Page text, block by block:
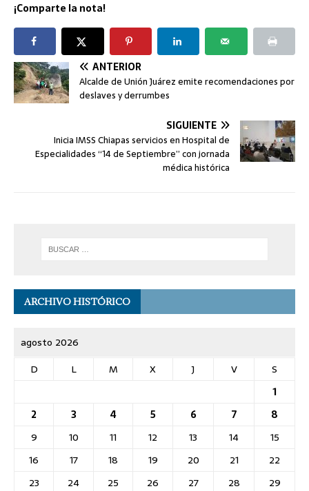
¡Comparte la nota!
ANTERIOR
Alcalde de Unión Juárez emite recomendaciones por
deslaves y derrumbes
SIGUIENTE
Inicia IMSS Chiapas servicios en Hospital de
Especialidades “14 de Septiembre” con jornada
médica histórica
ARCHIVO HISTÓRICO
agosto 2026
D
L M X J V
S
1
2
3 4 5 6 7
8
9
10 11 12 13 14
15
16
17 18 19 20 21
22
23
24 25 26 27 28
29